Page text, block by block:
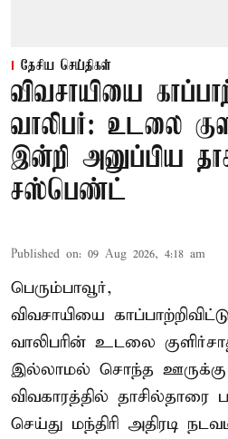
தேசிய செய்திகள்
விவசாயியை
வாலிபர்: உடலை
இன்றி அனுப்பிய
சஸ்பெண்ட்
Published on: 09 Aug 2026, 4:18 am
பெரும்பாவூர்,
விவசாயியை
வாலிபரின் உடலை
இல்லாமல் சொந்த
விவகாரத்தில்
செய்து மந்திரி அதிரடி